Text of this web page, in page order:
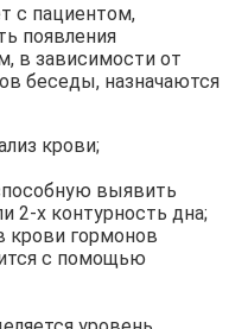
с пациентом,
появления
в зависимости от
беседы, назначаются
крови;
выявить
2-х контурность дна;
крови гормонов
с помощью